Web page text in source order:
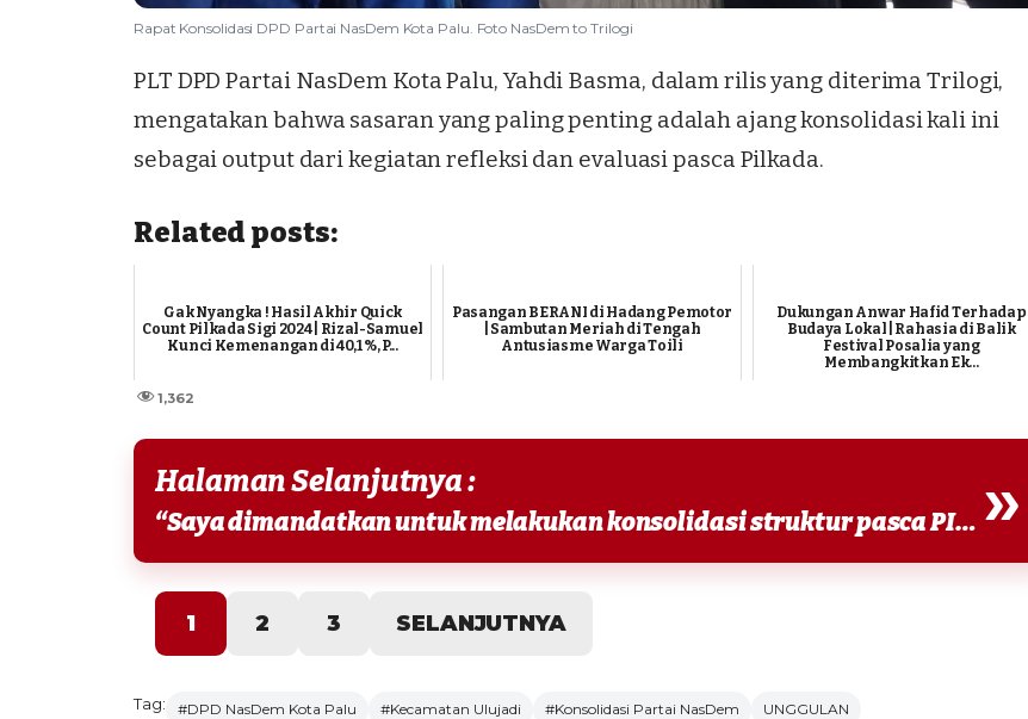
Rapat Konsolidasi DPD Partai NasDem Kota Palu. Foto NasDem to Trilogi
PLT DPD Partai NasDem Kota Palu, Yahdi Basma, dalam rilis yang diterima Trilogi,
mengatakan bahwa sasaran yang paling penting adalah ajang konsolidasi kali ini
sebagai output dari kegiatan refleksi dan evaluasi pasca Pilkada.
Related posts:
Gak Nyangka ! Hasil Akhir Quick
Count Pilkada Sigi 2024 | Rizal-Samuel
Kunci Kemenangan di 40,1 %, P...
Pasangan BERANI di Hadang Pemotor
| Sambutan Meriah di Tengah
Antusiasme Warga Toili
Dukungan Anwar Hafid Terhadap
Budaya Lokal | Rahasia di Balik
Festival Posalia yang
Membangkitkan Ek...
1,362
Halaman Selanjutnya :
“Saya dimandatkan untuk melakukan konsolidasi struktur pasca PILKADA. Adapun terkait perombakan struktur,... »
1 2 3 SELANJUTNYA
Tag: #DPD NasDem Kota Palu #Kecamatan Ulujadi #Konsolidasi Partai NasDem UNGGULAN